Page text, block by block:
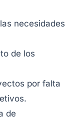
necesidades
de los
por falta
de